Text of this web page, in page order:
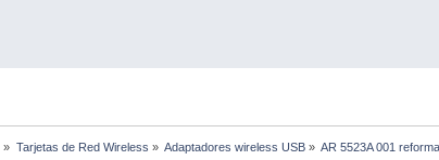
» Tarjetas de Red Wireless » Adaptadores wireless USB» AR 5523A 001